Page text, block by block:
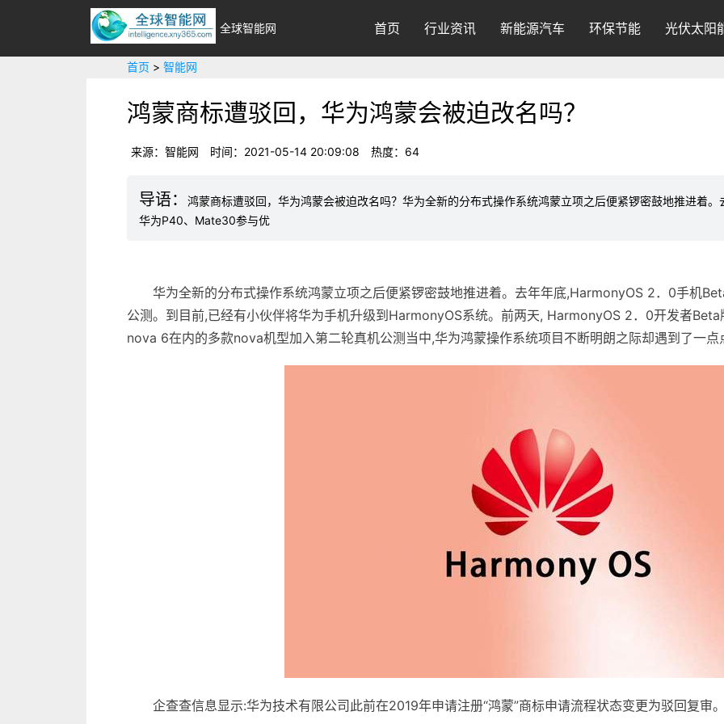
全球智能网 首页 行业资讯 新能源汽车 环保节能 光伏太阳
首页 > 智能网
鸿蒙商标遭驳回，华为鸿蒙会被迫改名吗？
来源：智能网 时间：2021-05-14 20:09:08 热度：64
鸿蒙商标遭驳回，华为鸿蒙会被迫改名吗？华为全新的分布式操作系统鸿蒙立项之后便紧锣密鼓地推进着
华为P40、Mate30参与优
华为全新的分布式操作系统鸿蒙立项之后便紧锣密鼓地推进着。去年年底,HarmonyOS 2．0手机
公测。到目前,已经有小伙伴将华为手机升级到HarmonyOS系统。前两天, HarmonyOS 2．0开发者
nova 6在内的多款nova机型加入第二轮真机公测当中,华为鸿蒙操作系统项目不断明朗之际却遇到了一点
企查查信息显示:华为技术有限公司此前在2019年申请注册“鸿蒙”商标申请流程状态变更为驳回复审